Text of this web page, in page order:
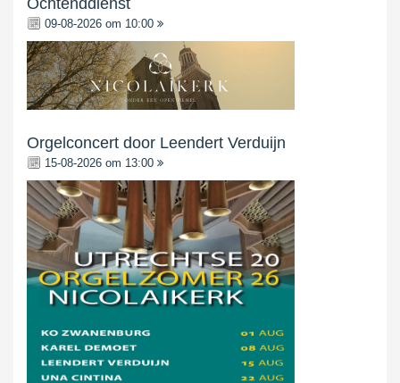
Ochtenddienst
09-08-2026 om 10:00
Orgelconcert door Leendert Verduijn
15-08-2026 om 13:00